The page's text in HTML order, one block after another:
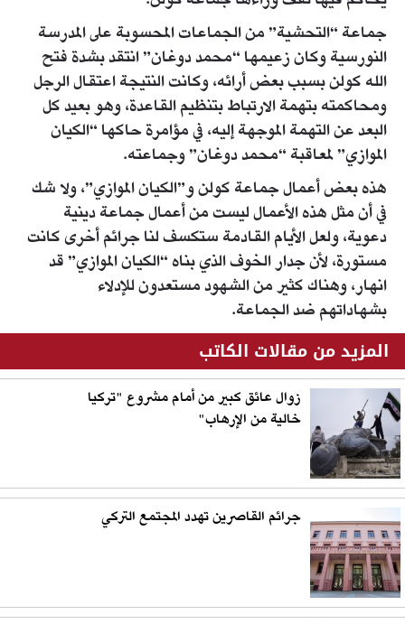
جماعة “التحشية” من الجماعات المحسوبة على المدرسة
النورسية وكان زعيمها “محمد دوغان” انتقد بشدة فتح
الله كولن بسبب بعض أرائه، وكانت النتيجة اعتقال الرجل
ومحاكمته بتهمة الارتباط بتنظيم القاعدة، وهو بعيد كل
البعد عن التهمة الموجهة إليه، في مؤامرة حاكها “الكيان
الموازي” لمعاقبة “محمد دوغان” وجماعته.
هذه بعض أعمال جماعة كولن و”الكيان الموازي”، ولا شك
في أن مثل هذه الأعمال ليست من أعمال جماعة دينية
دعوية، ولعل الأيام القادمة ستكسف لنا جرائم أخرى كانت
مستورة، لأن جدار الخوف الذي بناه “الكيان الموازي” قد
انهار، وهناك كثير من الشهود مستعدون للإدلاء
بشهاداتهم ضد الجماعة.
المزيد من مقالات الكاتب
زوال عائق كبير من أمام مشروع "تركيا
خالية من الإرهاب"
جرائم القاصرين تهدد المجتمع التركي